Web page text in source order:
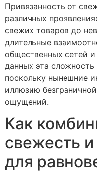
Привязанность от
различных
свежих товаров до
длительные
общественных сетей
данных эта сложность
поскольку нынешние
иллюзию
ощущений.
Как
свежесть и
для